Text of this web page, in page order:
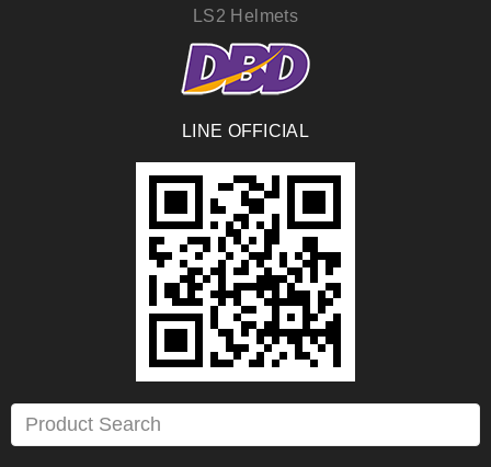
LS2 Helmets
LINE OFFICIAL